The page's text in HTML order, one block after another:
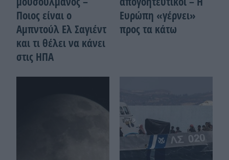
Ποιoς είναι ο
Αμπντούλ Ελ Σαγιέντ
και τι θέλει να κάνει
στις ΗΠΑ
Ευρώπη «γέρνει»
προς τα κάτω